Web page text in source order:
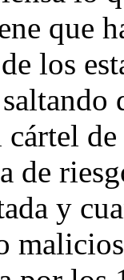
que
los
de
y